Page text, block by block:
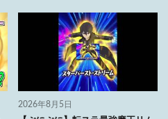
2026年8月5日